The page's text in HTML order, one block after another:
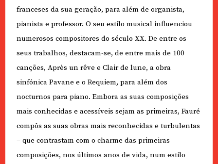
franceses da sua geração, para além de organista,
pianista e professor. O seu estilo musical influenciou
numerosos compositores do século XX. De entre os
seus trabalhos, destacam-se, de entre mais de 100
canções, Après un rêve e Clair de lune, a obra
sinfónica Pavane e o Requiem, para além dos
nocturnos para piano. Embora as suas composições
mais conhecidas e acessíveis sejam as primeiras, Fauré
compôs as suas obras mais reconhecidas e turbulentas
– que contrastam com o charme das primeiras
composições, nos últimos anos de vida, num estilo